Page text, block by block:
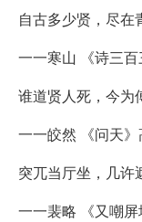
自古多少贤，尽在
一一寒山 《诗三百
谁道贤人死，今为
一一皎然 《问天》
突兀当厅坐，几许
一一裴略 《又嘲屏